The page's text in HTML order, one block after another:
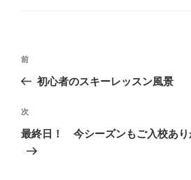
投
ビ
ゲ
ー
前
の
稿
前
初心者のスキーレッスン風景
次
の
次
最終日！ 今シーズンもご入校あり